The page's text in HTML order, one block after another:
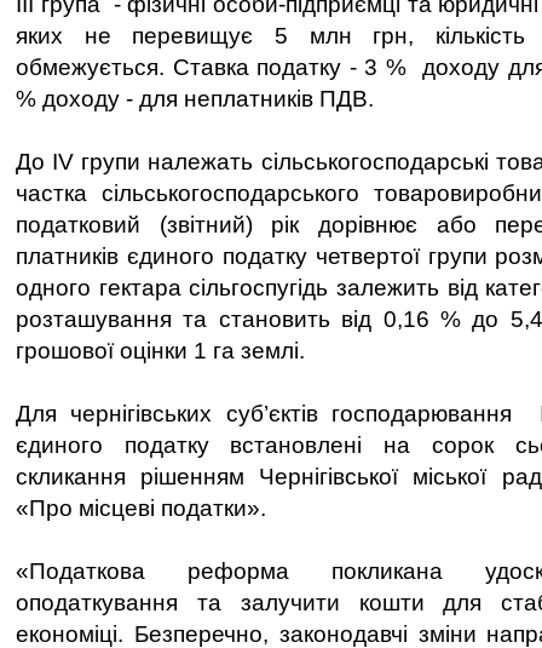
яких не перевищує 5 млн грн,
обмежується. Ставка податку - 3 % доходу
% доходу - для неплатників ПДВ.
До ІV групи належать сільськогосподарські
частка сільськогосподарського
податковий (звітний) рік дорівнює або
платників єдиного податку четвертої групи
одного гектара сільгоспугідь залежить від
розташування та становить від 0,16 % до
грошової оцінки 1 га землі.
Для чернігівських суб’єктів господарювання
єдиного податку встановлені на сорок
скликання рішенням Чернігівської міської
«Про місцеві податки».
«Податкова реформа покликана
оподаткування та залучити кошти для
економіці. Безперечно, законодавчі зміни